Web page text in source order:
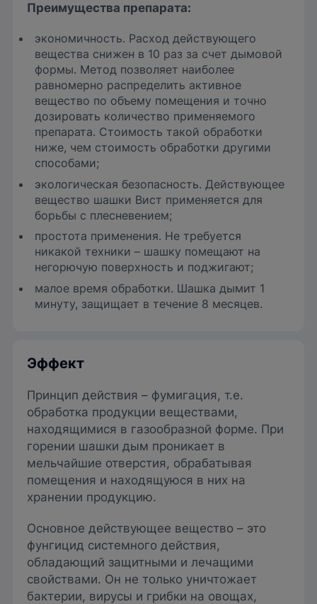
Преимущества препарата:
экономичность. Расход действующего
вещества снижен в 10 раз за счет дымовой
формы. Метод позволяет наиболее
равномерно распределить активное
вещество по объему помещения и точно
дозировать количество применяемого
препарата. Стоимость такой обработки
ниже, чем стоимость обработки другими
способами;
экологическая безопасность. Действующее
вещество шашки Вист применяется для
борьбы с плесневением;
простота применения. Не требуется
никакой техники – шашку помещают на
негорючую поверхность и поджигают;
малое время обработки. Шашка дымит 1
минуту, защищает в течение 8 месяцев.
Эффект
Принцип действия – фумигация, т.е.
обработка продукции веществами,
находящимися в газообразной форме. При
горении шашки дым проникает в
мельчайшие отверстия, обрабатывая
помещения и находящуюся в них на
хранении продукцию.
Основное действующее вещество – это
фунгицид системного действия,
обладающий защитными и лечащими
свойствами. Он не только уничтожает
бактерии, вирусы и грибки на овощах,